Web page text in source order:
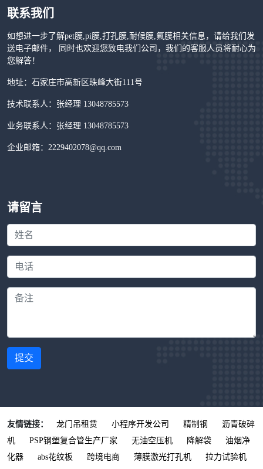
联系我们
如想进一步了解pet膜,pi膜,打孔膜,耐候膜,氟膜相关信息，请给我们发
送电子邮件， 同时也欢迎您致电我们公司，我们的客服人员将耐心为
您解答！
地址：石家庄市高新区珠峰大街111号
技术联系人：张经理 13048785573
业务联系人：张经理 13048785573
企业邮箱：2229402078@qq.com
请留言
提交
友情链接： 龙门吊租赁 小程序开发公司 精制钢
沥青破碎
机
PSP钢塑复合管生产厂家 无油空压机 降解袋
油烟净
化器
abs花纹板 跨境电商 薄膜激光打孔机 拉力试验机